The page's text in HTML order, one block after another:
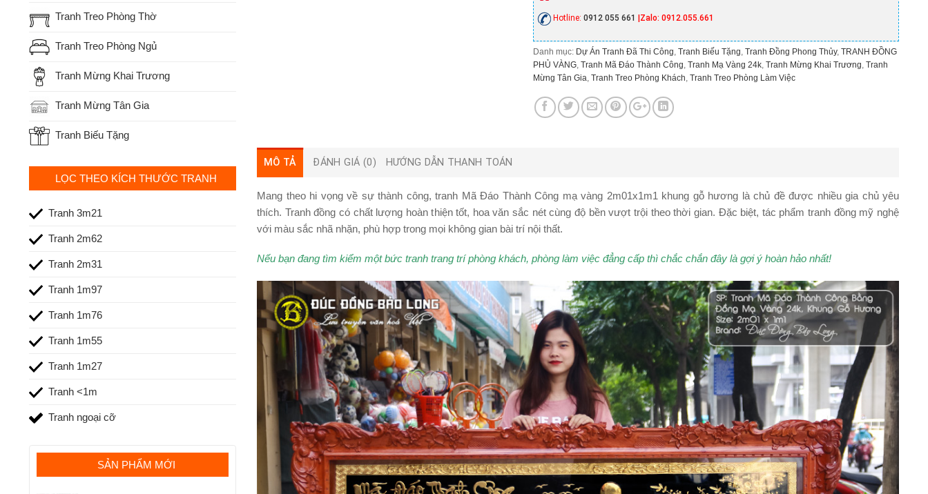
Hotline: 0912 055 661 |Zalo: 0912.055.661
Danh mục: Dự Án Tranh Đã Thi Công Tranh Biếu Tặng Tranh Đồng Phong Thủy, TRANH ĐỒNG
PHỦ VÀNG Tranh Mã Đáo Thành Công Tranh Mạ Vàng 24k Tranh Mừng Khai Trương Tranh
Mừng Tân Gia Tranh Treo Phòng Khách Tranh Treo Phòng Làm Việc
MÔ TẢ ĐÁNH GIÁ (0) HƯỚNG DẪN THANH TOÁN
Mang theo hi vọng về sự thành công, tranh Mã Đáo Thành Công mạ vàng 2m01x1m1 khung gỗ hương là chủ đề được nhiều gia chủ yêu
thích. Tranh đồng có chất lượng hoàn thiện tốt, hoa văn sắc nét cùng độ bền vượt trội theo thời gian. Đặc biệt, tác phẩm tranh đồng mỹ nghệ
với màu sắc nhã nhặn, phù hợp trong mọi không gian bài trí nội thất.
Nếu bạn đang tìm kiểm một bức tranh trang trí phòng khách, phòng làm việc đẳng cấp thì chắc chắn đây là gợi ý hoàn hảo nhất!
Tranh Treo Phòng Thờ
Tranh Treo Phòng Ngủ
Tranh Mừng Khai Trương
Tranh Mừng Tân Gia
Tranh Biếu Tặng
LỌC THEO KÍCH THƯỚC TRANH
Tranh 3m21
Tranh 2m62
Tranh 2m31
Tranh 1m97
Tranh 1m76
Tranh 1m55
Tranh 1m27
Tranh <1m
Tranh ngoại cỡ
SẢN PHẨM MỚI